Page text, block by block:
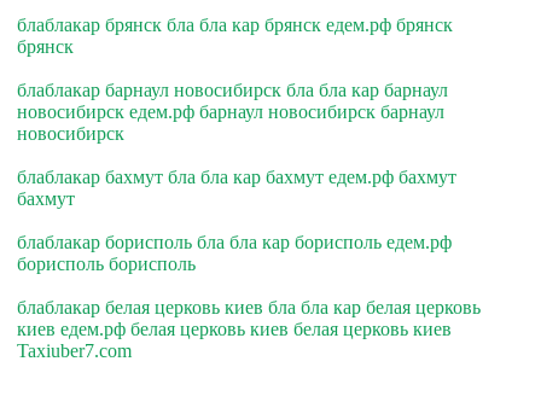
блаблакар брянск бла бла кар брянск едем.рф брянск
брянск
блаблакар барнаул новосибирск бла бла кар барнаул
новосибирск едем.рф барнаул новосибирск барнаул
новосибирск
блаблакар бахмут бла бла кар бахмут едем.рф бахмут
бахмут
блаблакар борисполь бла бла кар борисполь едем.рф
борисполь борисполь
блаблакар белая церковь киев бла бла кар белая церковь
киев едем.рф белая церковь киев белая церковь киев
Taxiuber7.com